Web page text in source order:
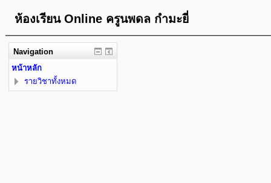
ห้องเรียน Online ครูนพดล กำมะยี่
Navigation
หน้าหลัก
รายวิชาทั้งหมด